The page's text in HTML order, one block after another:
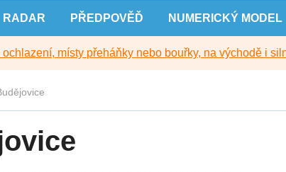
RADAR PŘEDPOVĚĎ NUMERICKÝ MODEL
ochlazení, místy přeháňky nebo bouřky, na východě i